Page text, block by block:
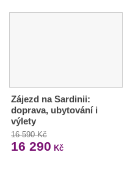
Zájezd na Sardinii:
doprava, ubytování i
výlety
16 590 Kč
16 290 Kč